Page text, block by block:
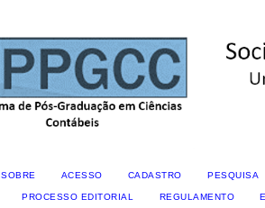
SOBRE ACESSO CADASTRO PESQUISA
PROCESSO EDITORIAL REGULAMENTO